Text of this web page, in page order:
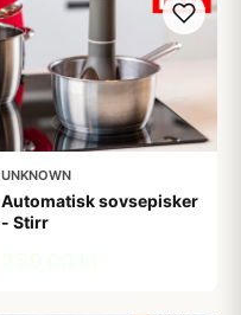
UNKNOWN
Automatisk sovsepisker
- Stirr